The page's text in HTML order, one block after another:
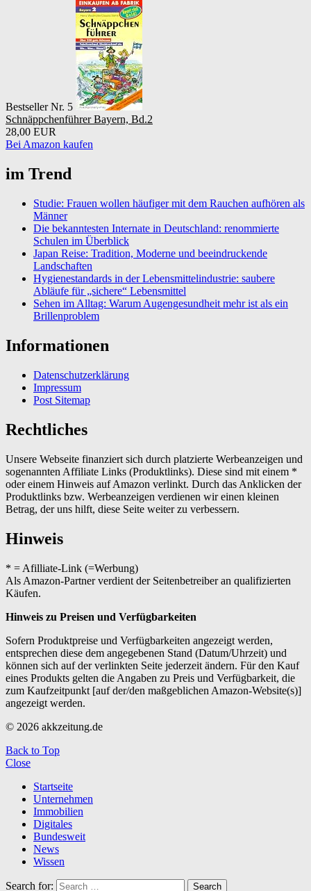
Bestseller Nr. 5
Schnäppchenführer Bayern, Bd.2
28,00 EUR
Bei Amazon kaufen
im Trend
Studie: Frauen wollen häufiger mit dem Rauchen aufhören als
Männer
Die bekanntesten Internate in Deutschland: renommierte
Schulen im Überblick
Japan Reise: Tradition, Moderne und beeindruckende
Landschaften
Hygienestandards in der Lebensmittelindustrie: saubere
Abläufe für „sichere“ Lebensmittel
Sehen im Alltag: Warum Augengesundheit mehr ist als ein
Brillenproblem
Informationen
Datenschutzerklärung
Impressum
Post Sitemap
Rechtliches
Unsere Webseite finanziert sich durch platzierte Werbeanzeigen und
sogenannten Affiliate Links (Produktlinks). Diese sind mit einem *
oder einem Hinweis auf Amazon verlinkt. Durch das Anklicken der
Produktlinks bzw. Werbeanzeigen verdienen wir einen kleinen
Betrag, der uns hilft, diese Seite weiter zu verbessern.
Hinweis
* = Afilliate-Link (=Werbung)
Als Amazon-Partner verdient der Seitenbetreiber an qualifizierten
Käufen.
Hinweis zu Preisen und Verfügbarkeiten
Sofern Produktpreise und Verfügbarkeiten angezeigt werden,
entsprechen diese dem angegebenen Stand (Datum/Uhrzeit) und
können sich auf der verlinkten Seite jederzeit ändern. Für den Kauf
eines Produkts gelten die Angaben zu Preis und Verfügbarkeit, die
zum Kaufzeitpunkt [auf der/den maßgeblichen Amazon-Website(s)]
angezeigt werden.
© 2026 akkzeitung.de
Back to Top
Close
Startseite
Unternehmen
Immobilien
Digitales
Bundesweit
News
Wissen
Search for: Search